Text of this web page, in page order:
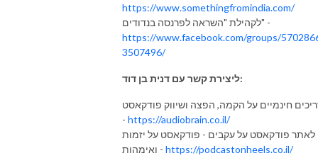
https://www.somethingfromindia.com/
לקהילת "השראה לפרנסה בנדודים" -
https://www.facebook.com/groups/
3507496/
ליצירת קשר עם דנית בן דוד:
חינמיים על הקמה, הפצה ושיווק פודקאסט
- https://audiobrain.co.il/
לאתר פודקאסט על עקבים - פודקאסט על יזמות
ואימהות - https://podcastonheels.co.il/